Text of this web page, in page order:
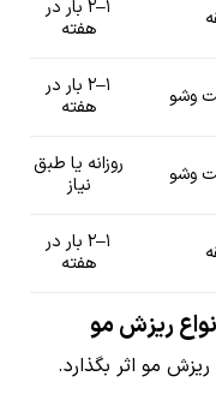
۱–۲ بار در
هفته
وشو
۱–۲ بار در
هفته
وشو
روزانه یا طبق
نیاز
۱–۲ بار در
هفته
ریزش مو
مو اثر بگذارد.